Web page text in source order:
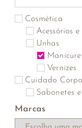
Cosmética
Acessórios
Unhas
Manicure
Vernizes
Cuidado
Sabonetes
Marcas